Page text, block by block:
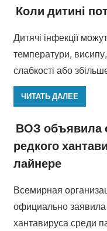
Коли дитині
Дитячі інфекції
температури,
слабкості або
ЧИТАТЬ ДАЛЕЕ
ВОЗ объявила
редкого
лайнере
Всемирная
официально
хантавируса среди